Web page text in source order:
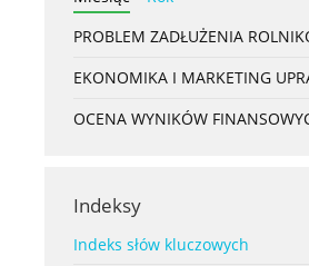
PROBLEM ZADŁUŻENIA
EKONOMIKA I MARKETING
OCENA WYNIKÓW
Indeksy
Indeks słów kluczowych